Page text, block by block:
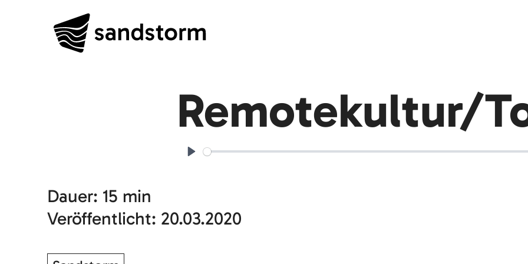
Remotekultur/
Dauer: 15 min
Veröffentlicht: 20.03.2020